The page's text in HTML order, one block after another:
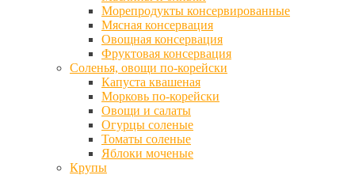
Морепродукты консервированные
Мясная консервация
Овощная консервация
Фруктовая консервация
Соленья, овощи по-корейски
Капуста квашеная
Морковь по-корейски
Овощи и салаты
Огурцы соленые
Томаты соленые
Яблоки моченые
Крупы